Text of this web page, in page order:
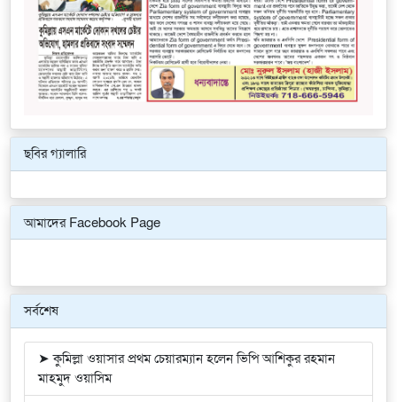
ছবির গ্যালারি
আমাদের Facebook Page
সর্বশেষ
➤ কুমিল্লা ওয়াসার প্রথম চেয়ারম্যান হলেন ভিপি আশিকুর রহমান
মাহমুদ ওয়াসিম